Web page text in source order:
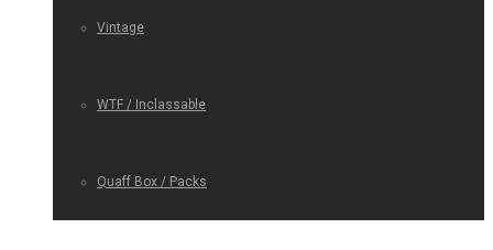
Vintage
WTF / Inclassable
Quaff Box / Packs